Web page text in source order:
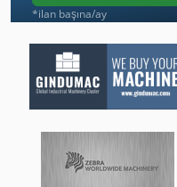
Taş Gördüm
Tb 53 Fr
Tel Erozyon Tezgahları
Ticari Demir
*ilan başına/ay